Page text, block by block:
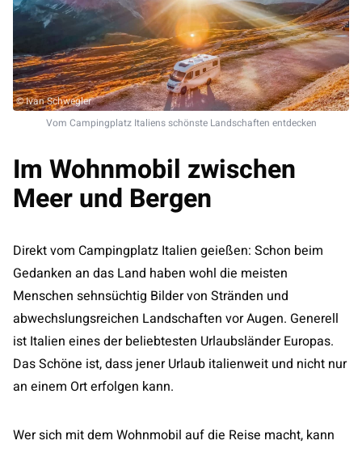
© Ivan Schwegler
Vom Campingplatz Italiens schönste Landschaften entdecken
Im Wohnmobil zwischen
Meer und Bergen
Direkt vom Campingplatz Italien geießen: Schon beim
Gedanken an das Land haben wohl die meisten
Menschen sehnsüchtig Bilder von Stränden und
abwechslungsreichen Landschaften vor Augen. Generell
ist Italien eines der beliebtesten Urlaubsländer Europas.
Das Schöne ist, dass jener Urlaub italienweit und nicht nur
an einem Ort erfolgen kann.
Wer sich mit dem Wohnmobil auf die Reise macht, kann